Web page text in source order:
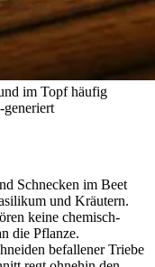
im Topf häufig
Schnecken im Beet
und Kräutern.
keine chemisch-
die Pflanze.
befallener Triebe